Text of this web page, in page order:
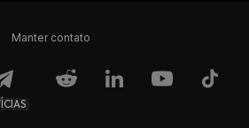
Manter contato